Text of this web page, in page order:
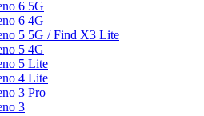
6 5G
6 4G
5 5G / Find X3 Lite
5 4G
5 Lite
4 Lite
3 Pro
3